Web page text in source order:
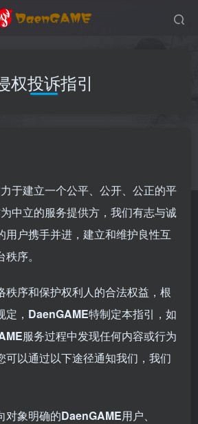
权投诉指引
于建立一个公平、公开、公正的平
中立的服务提供方，我们有志与诚
用户携手并进，建立和维护良性互
序。
秩序和保护权利人的合法权益，根
， DaenGAME特制定本指引，如
服务过程中发现任何内容或行为
可以通过以下途径通知我们，我们
对象明确的DaenGAME用户、